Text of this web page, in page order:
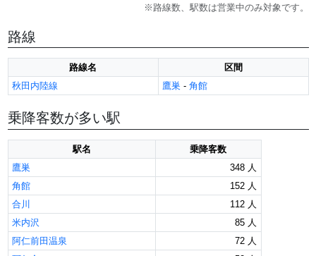
※路線数、駅数は営業中のみ対象です。
路線
路線名
区間
秋田内陸線
鷹巣 - 角館
乗降客数が多い駅
駅名
乗降客数
鷹巣
348 人
角館
152 人
合川
112 人
米内沢
85 人
阿仁前田温泉
72 人